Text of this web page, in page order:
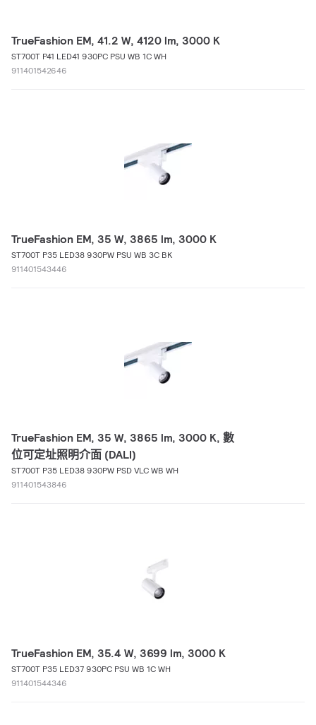
TrueFashion EM, 41.2 W, 4120 lm, 3000 K
ST700T P41 LED41 930PC PSU WB 1C WH
911401542646
TrueFashion EM, 35 W, 3865 lm, 3000 K
ST700T P35 LED38 930PW PSU WB 3C BK
911401543446
TrueFashion EM, 35 W, 3865 lm, 3000 K, 數
位可定址照明介面 (DALI)
ST700T P35 LED38 930PW PSD VLC WB WH
911401543846
TrueFashion EM, 35.4 W, 3699 lm, 3000 K
ST700T P35 LED37 930PC PSU WB 1C WH
911401544346